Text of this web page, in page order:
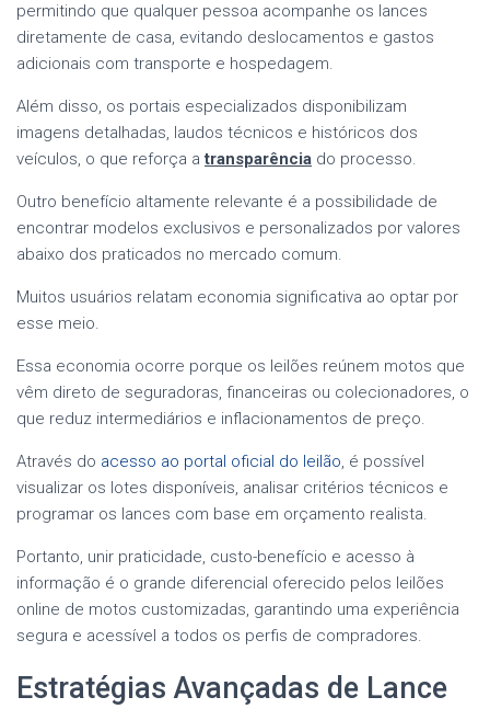
permitindo que qualquer pessoa acompanhe os lances
diretamente de casa, evitando deslocamentos e gastos
adicionais com transporte e hospedagem.
Além disso, os portais especializados disponibilizam
imagens detalhadas, laudos técnicos e históricos dos
veículos, o que reforça atransparência do processo.
Outro benefício altamente relevante é a possibilidade de
encontrar modelos exclusivos e personalizados por valores
abaixo dos praticados no mercado comum.
Muitos usuários relatam economia significativa ao optar por
esse meio.
Essa economia ocorre porque os leilões reúnem motos que
vêm direto de seguradoras, financeiras ou colecionadores, o
que reduz intermediários e inflacionamentos de preço.
Através do acesso ao portal oficial do leilão, é possível
visualizar os lotes disponíveis, analisar critérios técnicos e
programar os lances com base em orçamento realista.
Portanto, unir praticidade, custo-benefício e acesso à
informação é o grande diferencial oferecido pelos leilões
online de motos customizadas, garantindo uma experiência
segura e acessível a todos os perfis de compradores.
Estratégias Avançadas de Lance